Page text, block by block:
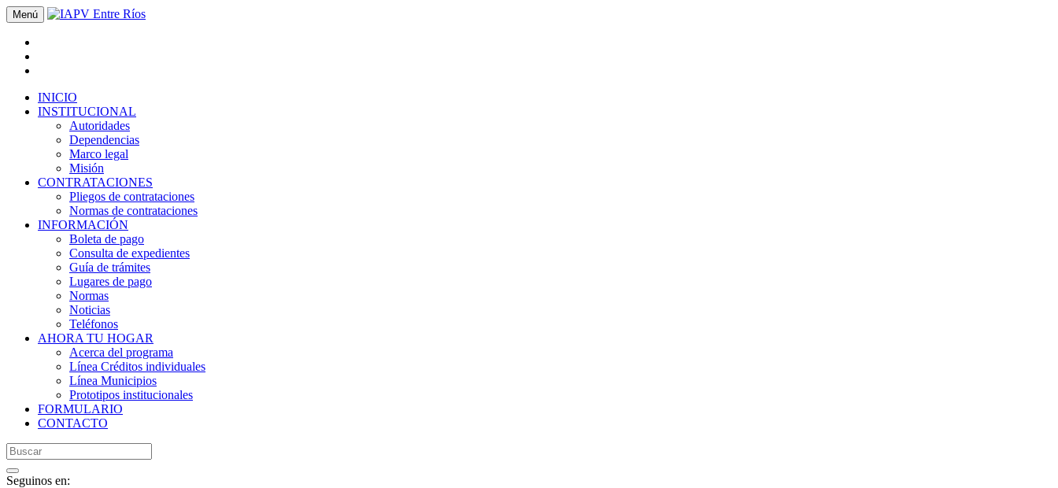
Menú
INICIO
INSTITUCIONAL
Autoridades
Dependencias
Marco legal
Misión
CONTRATACIONES
Pliegos de contrataciones
Normas de contrataciones
INFORMACIÓN
Boleta de pago
Consulta de expedientes
Guía de trámites
Lugares de pago
Normas
Noticias
Teléfonos
AHORA TU HOGAR
Acerca del programa
Línea Créditos individuales
Línea Municipios
Prototipos institucionales
FORMULARIO
CONTACTO
Seguinos en: